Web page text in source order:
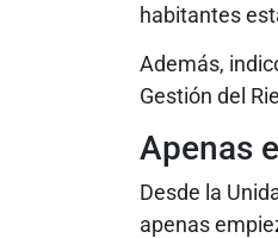
habitantes
Además,
Gestión del
Apenas
Desde la
apenas